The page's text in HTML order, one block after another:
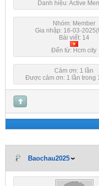
Danh hiệu: Active
Nhóm: Member
Gia nhập: 16-03-
Bài viết: 14
Đến từ: Hcm city
Cảm ơn: 1 lần
Được cảm ơn: 1 lần trong
Baochau2025